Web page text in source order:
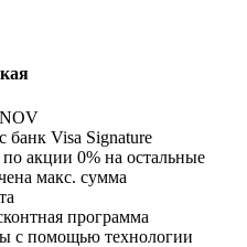
банк Visa Signature
акции 0% на остальные
макс. сумма
программа
с помощью технологии